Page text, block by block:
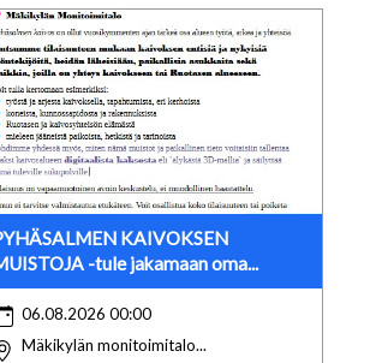
KAIVOKSEN
-tule jakamaan oma...
06.08.2026 00:00
Mäkikylän monitoimitalo...